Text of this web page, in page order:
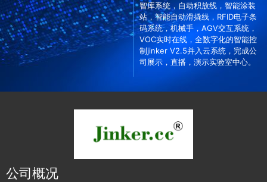
智库系统，自动积放线，智能涂装
站，智能自动滑撬线，RFID电子条
码系统，机械手，AGV交互系统，
VOC实时在线，全数字化的智能控
制jinker V2.5并入云系统，完成公
司展示，直播，演示实验室中心。
公司概况